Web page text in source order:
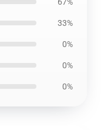
33%
0%
0%
0%